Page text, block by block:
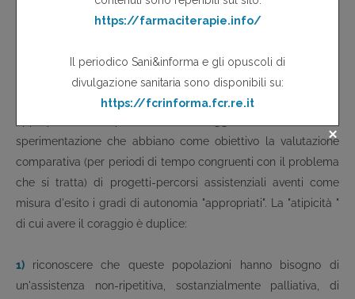
semplice. Occorre avere il coraggio di una forte "atipicità",
una atipicità operativa: le popolazioni psichiatriche e
psicogeriatriche devono essere sottratte da trial
farmacocentrici (e da ripetitivi esercizi di verifica di non-
sperimentazione che abbiano come obiettivo la valutazione
comparativa (per periodi di tempo congruenti con il problema
che si tratta) di progetti-percorsi assistenziali aventi come
misura d'esito i gradi di autonomia "appropriati". La "atipicità "
di cui avere il coraggio è duplice:
1) riconoscere che queste popolazioni hanno bisogno di
un'assistenza non-ripetitiva, sostanzialmente palliativa, di